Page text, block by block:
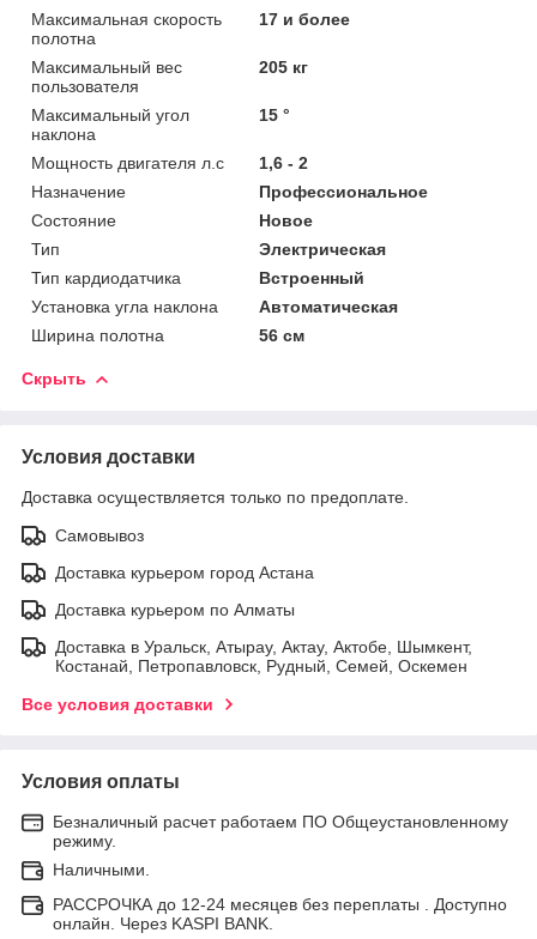
Максимальная скорость
полотна
17 и более
Максимальный вес
пользователя
205 кг
Максимальный угол
наклона
15 °
Мощность двигателя л.с
1,6 - 2
Назначение
Профессиональное
Состояние
Новое
Тип
Электрическая
Тип кардиодатчика
Встроенный
Установка угла наклона
Автоматическая
Ширина полотна
56 см
Скрыть
Условия доставки
Доставка осуществляется только по предоплате.
Самовывоз
Доставка курьером город Астана
Доставка курьером по Алматы
Доставка в Уральск, Атырау, Актау, Актобе, Шымкент,
Костанай, Петропавловск, Рудный, Семей, Оскемен
Все условия доставки
Условия оплаты
Безналичный расчет работаем ПО Общеустановленному
режиму.
Наличными.
РАССРОЧКА до 12-24 месяцев без переплаты . Доступно
онлайн. Через KASPI BANK.